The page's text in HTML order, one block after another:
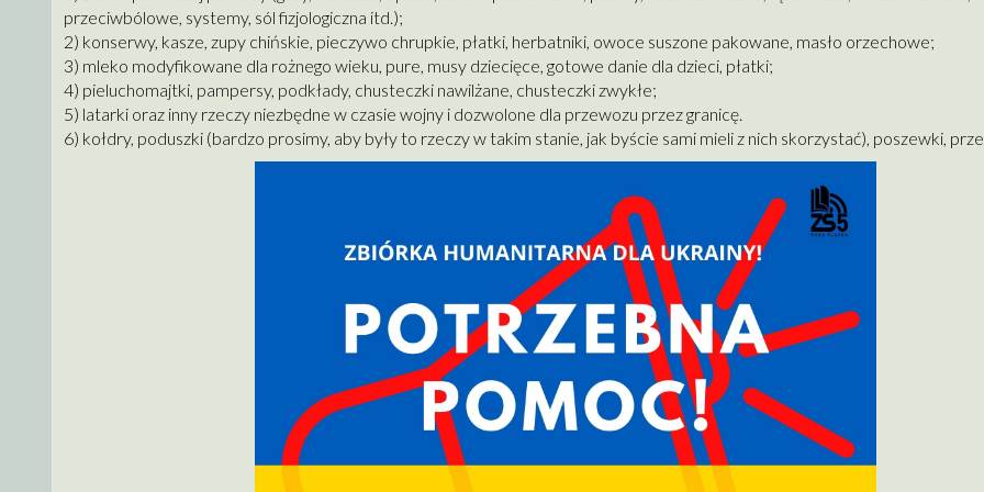
przeciwbólowe, systemy, sól fizjologiczna itd.);
2) konserwy, kasze, zupy chińskie, pieczywo chrupkie, płatki, herbatniki, owoce suszone pakowane, masło orzechowe;
3) mleko modyfikowane dla rożnego wieku, pure, musy dziecięce, gotowe danie dla dzieci, płatki;
4) pieluchomajtki, pampersy, podkłady, chusteczki nawilżane, chusteczki zwykłe;
5) latarki oraz inny rzeczy niezbędne w czasie wojny i dozwolone dla przewozu przez granicę.
6) kołdry, poduszki (bardzo prosimy, aby były to rzeczy w takim stanie, jak byście sami mieli z nich skorzystać), poszewki,